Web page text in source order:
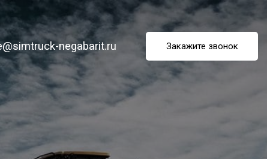
negabarit.ru Заказать звонок
Заказать перевозку
negabarit.ru Закажите звонок